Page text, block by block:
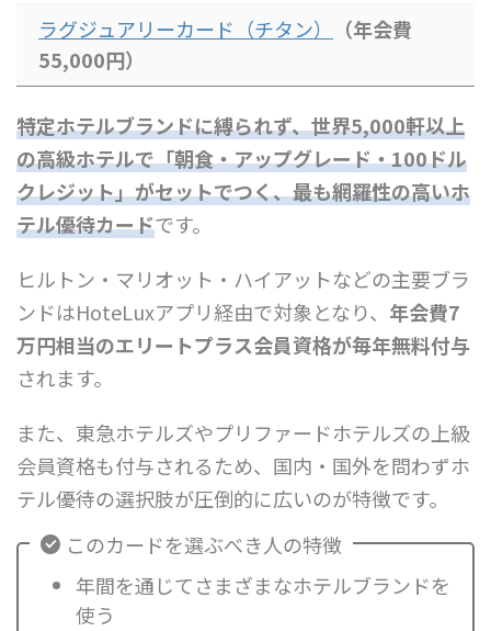
ラグジュアリーカード（チタン）
（年会費
55,000円）
特定ホテルブランドに縛られず、世界5,000軒以上
の高級ホテルで「朝食・アップグレード・100ドル
クレジット」がセットでつく、最も網羅性の高いホ
テル優待カードです。
ヒルトン・マリオット・ハイアットなどの主要ブラ
ンドはHoteLuxアプリ経由で対象となり、 年会費7
万円相当のエリートプラス会員資格が毎年無料付与
されます。
また、東急ホテルズやプリファードホテルズの上級
会員資格も付与されるため、国内・国外を問わずホ
テル優待の選択肢が圧倒的に広いのが特徴です。
このカードを選ぶべき人の特徴
年間を通じてさまざまなホテルブランドを
使う